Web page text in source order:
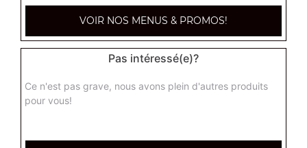
paysanne super
Base crème fraîche, lardons, pommes de terre, oignons,
oeuf
11.90€
raclette super
oignons
VOIR NOS MENUS & PROMOS!
Pas intéressé(e)?
Ce n'est pas grave, nous avons plein d'autres produits
pour vous!